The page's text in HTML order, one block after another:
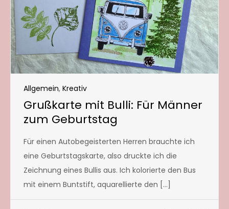
Allgemein, Kreativ
Grußkarte mit Bulli: Für Männer
zum Geburtstag
Für einen Autobegeisterten Herren brauchte ich
eine Geburtstagskarte, also druckte ich die
Zeichnung eines Bullis aus. Ich kolorierte den Bus
mit einem Buntstift, aquarellierte den […]